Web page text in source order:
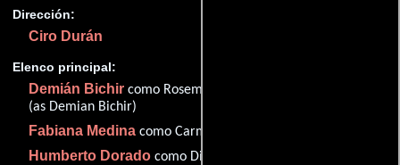
Dirección:
Ciro Durán
Elenco principal:
Demián Bichir como Rosemberg Pabón, 'Comandante Uno'
(as Demian Bichir)
Fabiana Medina como Carmenza Londoño, 'La Chiqui'
Humberto Dorado como Diego Asencio, Ambassador of the